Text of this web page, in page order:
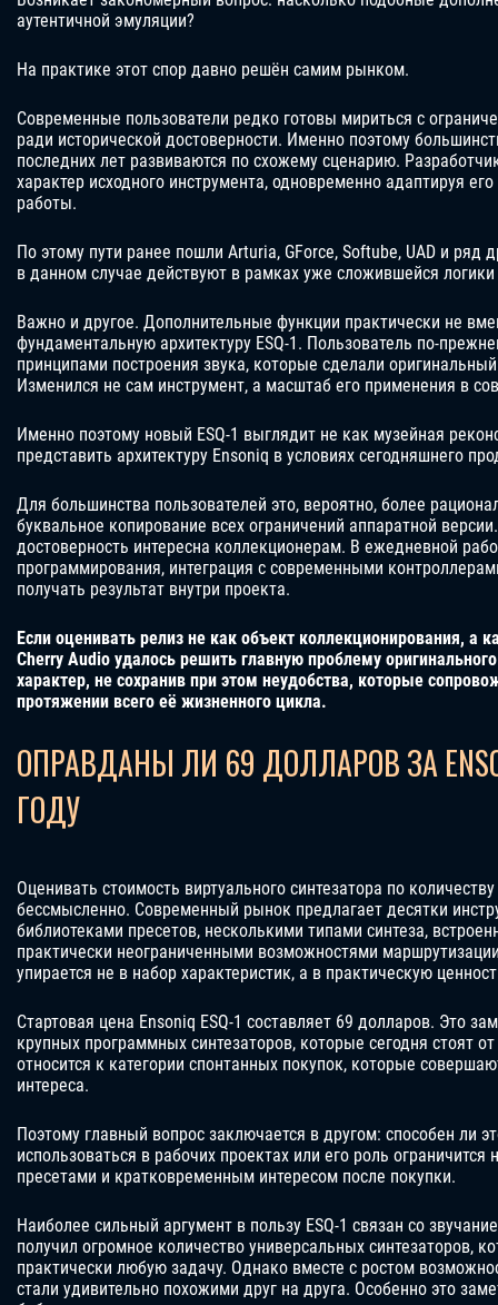
аутентичной эмуляции?
На практике этот спор давно решён самим рынком.
Современные пользователи редко готовы мириться с
ради исторической достоверности. Именно поэтому
последних лет развиваются по схожему сценарию.
характер исходного инструмента, одновременно адаптируя
работы.
По этому пути ранее пошли Arturia, GForce, Softube, UAD и ряд
в данном случае действуют в рамках уже сложившейся
Важно и другое. Дополнительные функции практически не
фундаментальную архитектуру ESQ-1. Пользователь по-
принципами построения звука, которые сделали
Изменился не сам инструмент, а масштаб его применения в
Именно поэтому новый ESQ-1 выглядит не как музейная
представить архитектуру Ensoniq в условиях сегодняшнего
Для большинства пользователей это, вероятно, более
буквальное копирование всех ограничений аппаратной
достоверность интересна коллекционерам. В ежедневной
программирования, интеграция с современными
получать результат внутри проекта.
Если оценивать релиз не как объект коллекционирования, а
Cherry Audio удалось решить главную проблему
характер, не сохранив при этом неудобства, которые
протяжении всего её жизненного цикла.
ОПРАВДАНЫ ЛИ 69 ДОЛЛАРОВ ЗА
ГОДУ
Оценивать стоимость виртуального синтезатора по
бессмысленно. Современный рынок предлагает десятки
библиотеками пресетов, несколькими типами синтеза,
практически неограниченными возможностями
упирается не в набор характеристик, а в практическую
Стартовая цена Ensoniq ESQ-1 составляет 69 долларов. Это
крупных программных синтезаторов, которые сегодня стоят
относится к категории спонтанных покупок, которые
интереса.
Поэтому главный вопрос заключается в другом: способен ли
использоваться в рабочих проектах или его роль
пресетами и кратковременным интересом после покупки.
Наиболее сильный аргумент в пользу ESQ-1 связан со
получил огромное количество универсальных синтезаторов,
практически любую задачу. Однако вместе с ростом
стали удивительно похожими друг на друга. Особенно это